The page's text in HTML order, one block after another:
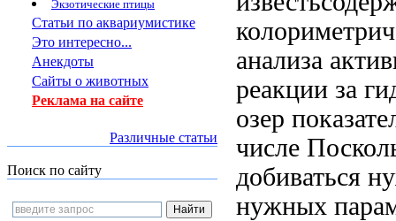
Экзотические птицы
Статьи по аквариумистике
Это интересно...
Анекдоты
Сайты о животных
Реклама на сайте
Различные статьи
Поиск по сайту
анализа
реакции за
озер
числе
добиваться
нужных